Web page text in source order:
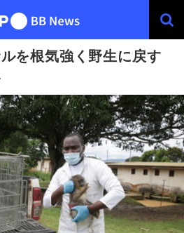
を根気強く野生に戻す